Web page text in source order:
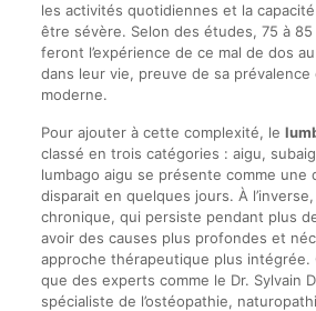
les activités quotidiennes et la
être sévère. Selon des études, 75 à 85
feront l’expérience de ce mal de dos
dans leur vie, preuve de sa prévalence
moderne.
Pour ajouter à cette complexité, le
classé en trois catégories : aigu,
lumbago aigu se présente comme une
disparait en quelques jours. À
chronique, qui persiste pendant plus
avoir des causes plus profondes et
approche thérapeutique plus intégrée.
que des experts comme le Dr. Sylvain
spécialiste de l’ostéopathie,